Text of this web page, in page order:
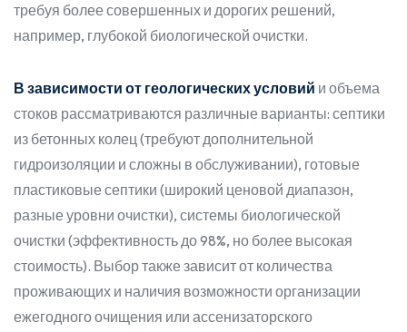
требуя более совершенных и дорогих решений,
например, глубокой биологической очистки.
В зависимости от геологических условий и объема
стоков рассматриваются различные варианты: септики
из бетонных колец (требуют дополнительной
гидроизоляции и сложны в обслуживании), готовые
пластиковые септики (широкий ценовой диапазон,
разные уровни очистки), системы биологической
очистки (эффективность до 98%, но более высокая
стоимость). Выбор также зависит от количества
проживающих и наличия возможности организации
ежегодного очищения или ассенизаторского